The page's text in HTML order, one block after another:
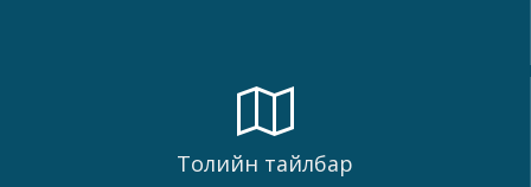
Толийн тайлбар